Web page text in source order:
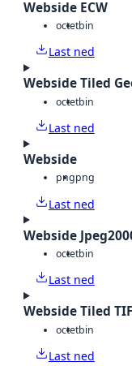
Webside ECW
octetbin
Last ned
Webside Tiled
octetbin
Last ned
Webside
pngpng
Last ned
Webside
octetbin
Last ned
Webside Tiled
octetbin
Last ned